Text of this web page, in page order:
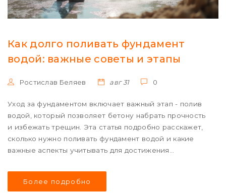
Как долго поливать фундамент
водой: важные советы и этапы
Ростислав Беляев авг 31 0
Уход за фундаментом включает важный этап - полив
водой, который позволяет бетону набрать прочность
и избежать трещин. Эта статья подробно расскажет,
сколько нужно поливать фундамент водой и какие
важные аспекты учитывать для достижения
временных рамках, частоте полива и других полезных
советах по уходу за фундаментом.
Более подробно